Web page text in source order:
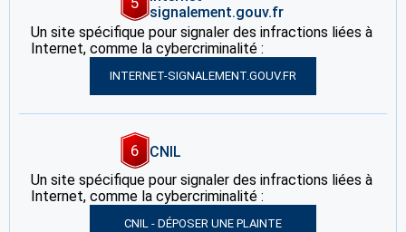
signalement.gouv.fr
Un site spécifique pour signaler des infractions liées à
Internet, comme la cybercriminalité :
INTERNET-SIGNALEMENT.GOUV.FR
6
CNIL
Un site spécifique pour signaler des infractions liées à
Internet, comme la cybercriminalité :
CNIL - DÉPOSER UNE PLAINTE